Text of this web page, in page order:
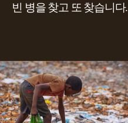
빈 병을 찾고 또 찾습니다.